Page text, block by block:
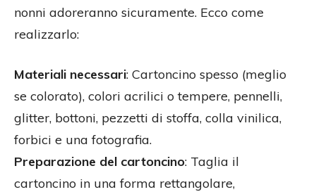
nonni adoreranno sicuramente. Ecco come
realizzarlo:
Materiali necessari: Cartoncino spesso (meglio
se colorato), colori acrilici o tempere, pennelli,
glitter, bottoni, pezzetti di stoffa, colla vinilica,
forbici e una fotografia.
Preparazione del cartoncino: Taglia il
cartoncino in una forma rettangolare,